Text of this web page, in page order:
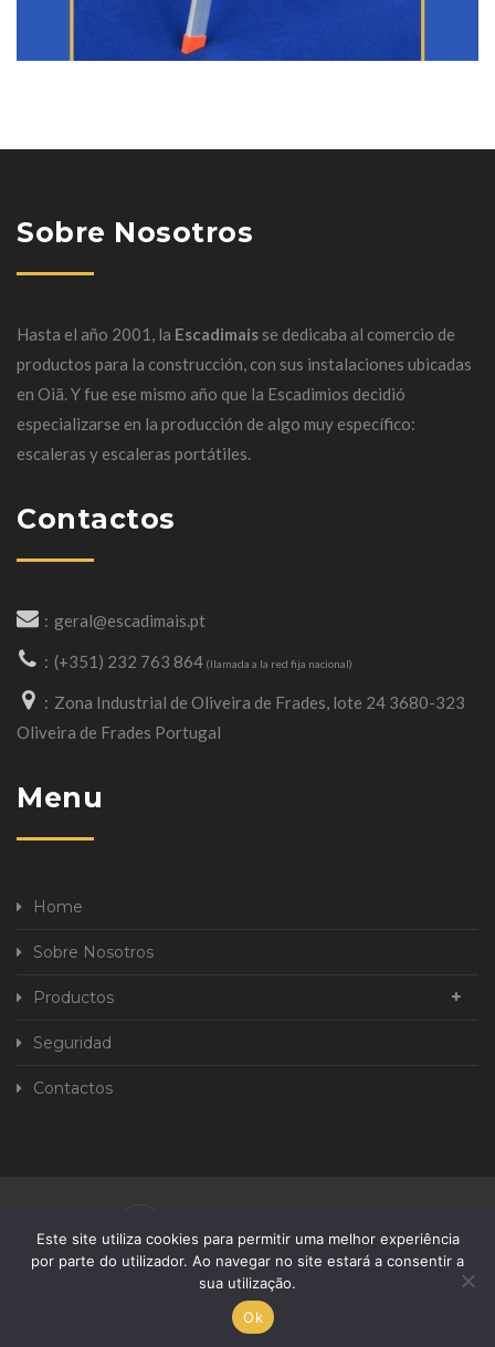
Sobre Nosotros
Hasta el año 2001, la Escadimais se dedicaba al comercio de
productos para la construcción, con sus instalaciones ubicadas
en Oiã.Y fue ese mismo año que la Escadimios decidió
especializarse en la producción de algo muy específico:
escaleras y escaleras portátiles.
Contactos
geral@escadimais.pt
(+351) 232 763 864 (llamada a la red fija nacional)
Zona Industrial de Oliveira de Frades, lote 24 3680-323
Oliveira de Frades Portugal
Menu
Home
Sobre Nosotros
Productos
Seguridad
Contactos
Libro de Reclamaciones
Desarrollado Por
Este site utiliza cookies para permitir uma melhor experiência
por parte do utilizador. Ao navegar no site estará a consentir a
sua utilização.
Ok